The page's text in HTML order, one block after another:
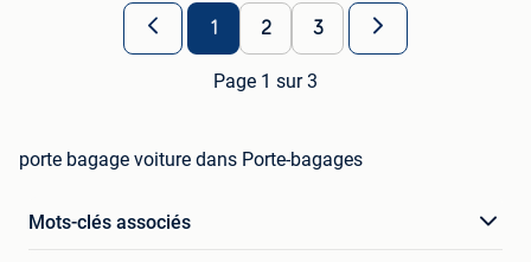
1 2 3
Page 1 sur 3
porte bagage voiture dans Porte-bagages
Mots-clés associés